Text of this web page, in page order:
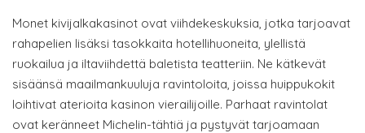
Monet kivijalkakasinot ovat viihdekeskuksia, jotka tarjoavat
rahapelien lisäksi tasokkaita hotellihuoneita, ylellistä
ruokailua ja iltaviihdettä baletista teatteriin. Ne kätkevät
sisäänsä maailmankuuluja ravintoloita, joissa huippukokit
loihtivat aterioita kasinon vierailijoille. Parhaat ravintolat
ovat keränneet Michelin-tähtiä ja pystyvät tarjoamaan